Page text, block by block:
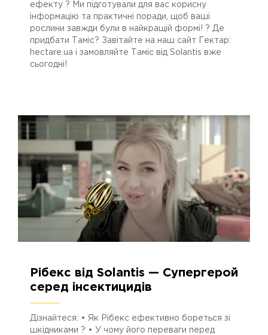
ефекту ? Ми підготували для вас корисну
інформацію та практичні поради, щоб ваші
рослини завжди були в найкращій формі! ? Де
придбати Таміс? Завітайте на наш сайт Гектар:
hectare.ua і замовляйте Таміс від Solantis вже
сьогодні!
3033 11.11.2024
Рібекс від Solantis — Супергерой
серед інсектицидів
Дізнайтеся: • Як Рібекс ефективно бореться зі
шкідниками ?️ • У чому його переваги перед